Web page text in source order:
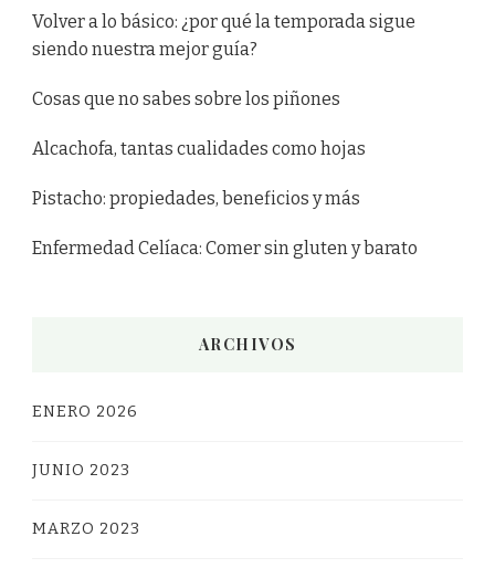
Volver a lo básico: ¿por qué la temporada sigue
siendo nuestra mejor guía?
Cosas que no sabes sobre los piñones
Alcachofa, tantas cualidades como hojas
Pistacho: propiedades, beneficios y más
Enfermedad Celíaca: Comer sin gluten y barato
ARCHIVOS
ENERO 2026
JUNIO 2023
MARZO 2023